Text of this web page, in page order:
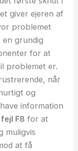
giver ejeren af
problemet
grundig
for at
problemet er.
når
og
information
F8 for at
muligvis
at få